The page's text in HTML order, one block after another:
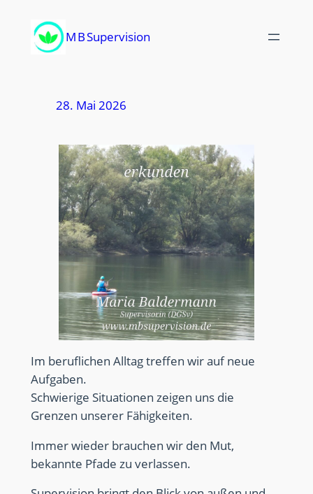
Inhalt
springen
M B Supervision
28. Mai 2026
Im beruflichen Alltag treffen wir auf neue
Aufgaben.
Schwierige Situationen zeigen uns die
Grenzen unserer Fähigkeiten.
Immer wieder brauchen wir den Mut,
bekannte Pfade zu verlassen.